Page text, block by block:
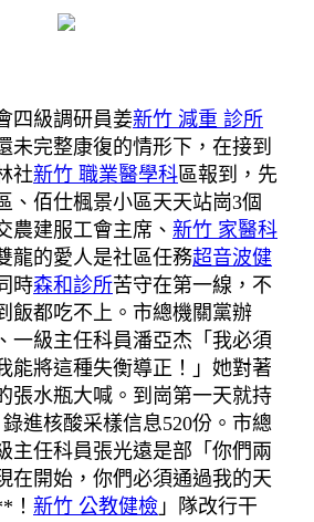
級調研員姜新竹 減重 診所
未完整康復的情形下，在接到
社新竹 職業醫學科區報到，先
、佰仕楓景小區天天站崗3個
農建服工會主席、 新竹 家醫科
龍的愛人是社區任務超音波健
時森和診所苦守在第一線，不
飯都吃不上。市總機關黨辦
一級主任科員潘亞杰「我必須
能將這種失衡導正！」她對著
張水瓶大喊。到崗第一天就持
進核酸采樣信息520份。市總
主任科員張光遠是部「你們兩
在開始，你們必須通過我的天
！ 新竹 公教健檢 」隊改行干